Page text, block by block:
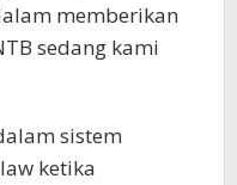
memberikan
sedang kami
sistem
ketika